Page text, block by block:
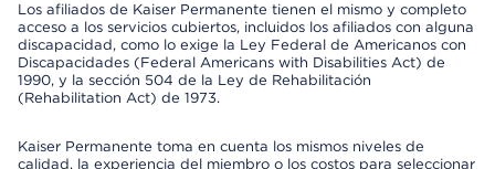
Los afiliados de Kaiser Permanente tienen el mismo y completo
acceso a los servicios cubiertos, incluidos los afiliados con alguna
discapacidad, como lo exige la Ley Federal de Americanos con
Discapacidades (Federal Americans with Disabilities Act) de
1990, y la sección 504 de la Ley de Rehabilitación
(Rehabilitation Act) de 1973.
Kaiser Permanente toma en cuenta los mismos niveles de
calidad, la experiencia del miembro o los costos para seleccionar